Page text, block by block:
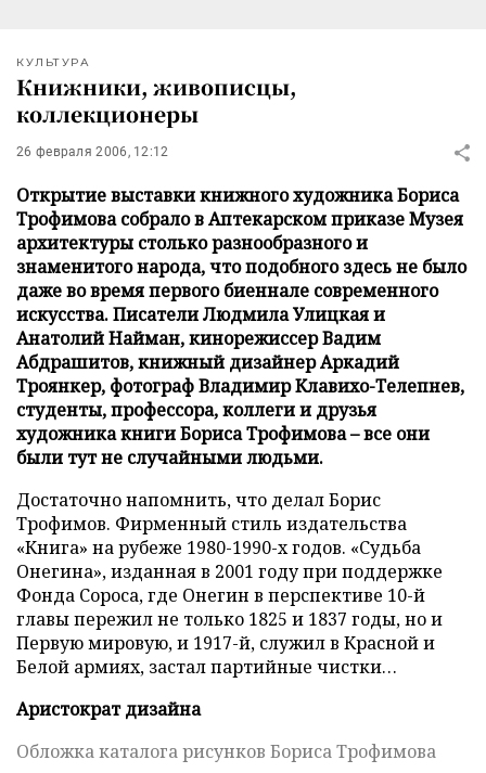
КУЛЬТУРА
Книжники, живописцы,
коллекционеры
26 февраля 2006, 12:12
Открытие выставки книжного художника Бориса
Трофимова собрало в Аптекарском приказе Музея
архитектуры столько разнообразного и
знаменитого народа, что подобного здесь не было
даже во время первого биеннале современного
искусства. Писатели Людмила Улицкая и
Анатолий Найман, кинорежиссер Вадим
Абдрашитов, книжный дизайнер Аркадий
Троянкер, фотограф Владимир Клавихо-Телепнев,
студенты, профессора, коллеги и друзья
художника книги Бориса Трофимова – все они
были тут не случайными людьми.
Достаточно напомнить, что делал Борис
Трофимов. Фирменный стиль издательства
«Книга» на рубеже 1980-1990-х годов. «Судьба
Онегина», изданная в 2001 году при поддержке
Фонда Сороса, где Онегин в перспективе 10-й
главы пережил не только 1825 и 1837 годы, но и
Первую мировую, и 1917-й, служил в Красной и
Белой армиях, застал партийные чистки…
Аристократ дизайна
Обложка каталога рисунков Бориса Трофимова